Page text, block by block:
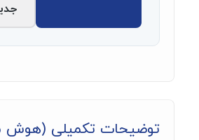
توضیحات تکمیلی (هوش